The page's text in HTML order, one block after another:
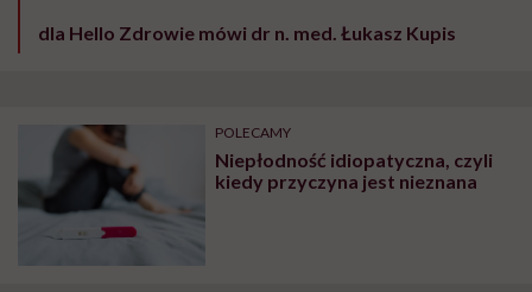
dla Hello Zdrowie mówi dr n. med. Łukasz Kupis
POLECAMY
Niepłodność idiopatyczna, czyli
kiedy przyczyna jest nieznana